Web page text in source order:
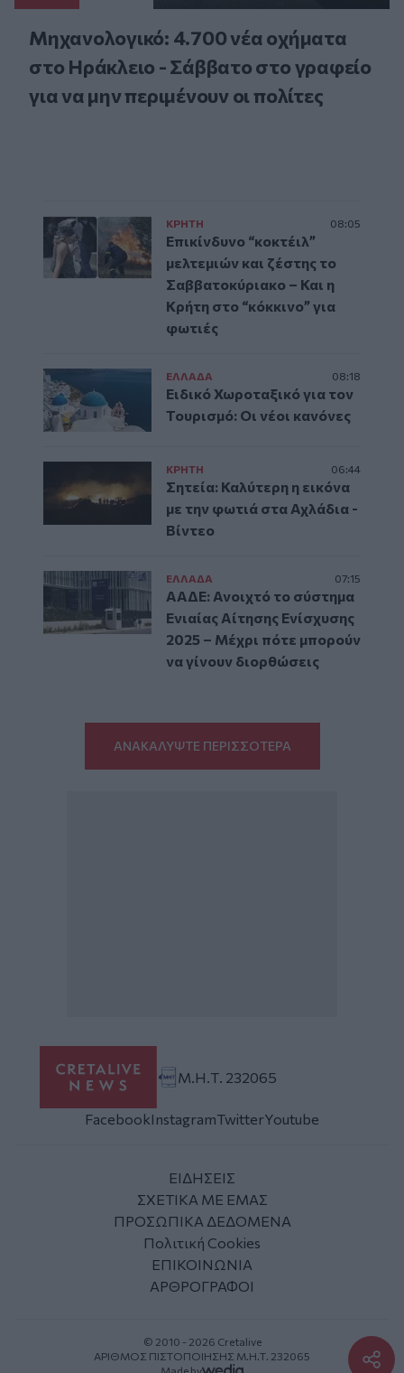
Μηχανολογικό: 4.700 νέα οχήματα
στο Ηράκλειο - Σάββατο στο γραφείο
για να μην περιμένουν οι πολίτες
ΚΡΗΤΗ 08:05
Επικίνδυνο “κοκτέιλ”
μελτεμιών και ζέστης το
Σαββατοκύριακο – Και η
Κρήτη στο “κόκκινο” για
φωτιές
ΕΛΛAΔΑ 08:18
Ειδικό Χωροταξικό για τον
Τουρισμό: Οι νέοι κανόνες
ΚΡΗΤΗ 06:44
Σητεία: Καλύτερη η εικόνα
με την φωτιά στα Αχλάδια -
Βίντεο
ΕΛΛAΔΑ 07:15
ΑΑΔΕ: Ανοιχτό το σύστημα
Ενιαίας Αίτησης Ενίσχυσης
2025 – Μέχρι πότε μπορούν
να γίνουν διορθώσεις
ΑΝΑΚΑΛΥΨΤΕ ΠΕΡΙΣΣΟΤΕΡΑ
Μ.Η.Τ. 232065
FacebookInstagramTwitterYoutube
ΕΙΔΗΣΕΙΣ
ΣΧΕΤΙΚΑ ΜΕ ΕΜΑΣ
ΠΡΟΣΩΠΙΚΑ ΔΕΔΟΜΕΝΑ
Πολιτική Cookies
ΕΠΙΚΟΙΝΩΝΙΑ
ΑΡΘΡΟΓΡΑΦΟΙ
© 2010 - 2026 Cretalive
ΑΡΙΘΜΟΣ ΠΙΣΤΟΠΟΙΗΣΗΣ Μ.Η.Τ. 232065